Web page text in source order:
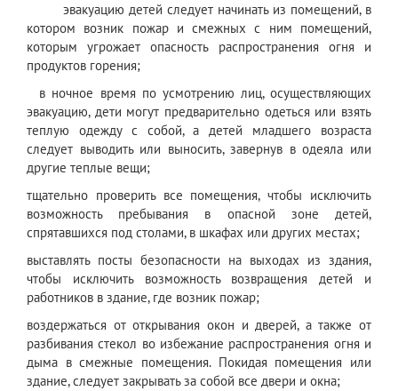
эвакуацию детей следует начинать из помещений, в
котором возник пожар и смежных с ним помещений,
которым угрожает опасность распространения огня и
продуктов горения;
в ночное время по усмотрению лиц, осуществляющих
эвакуацию, дети могут предварительно одеться или взять
теплую одежду с собой, а детей младшего возраста
следует выводить или выносить, завернув в одеяла или
другие теплые вещи;
тщательно проверить все помещения, чтобы исключить
возможность пребывания в опасной зоне детей,
спрятавшихся под столами, в шкафах или других местах;
выставлять посты безопасности на выходах из здания,
чтобы исключить возможность возвращения детей и
работников в здание, где возник пожар;
воздержаться от открывания окон и дверей, а также от
разбивания стекол во избежание распространения огня и
дыма в смежные помещения. Покидая помещения или
здание, следует закрывать за собой все двери и окна;